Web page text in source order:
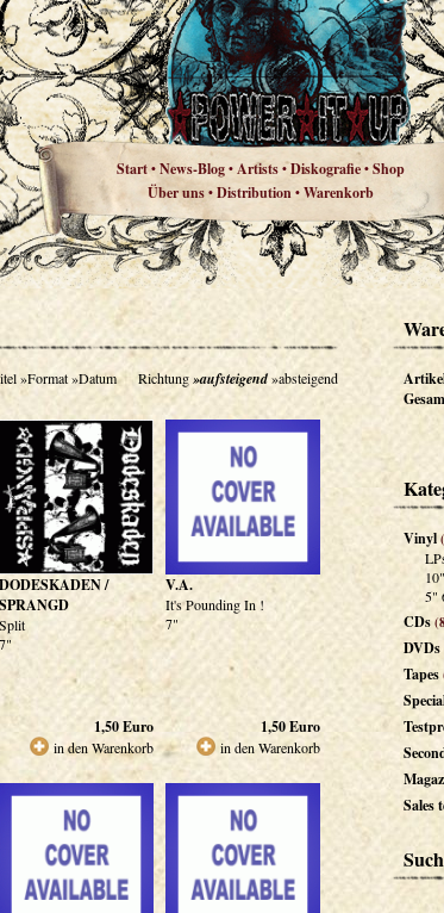
Start•News-Blog•Artists•Diskografie•Shop
Über uns•Distribution•Warenkorb
»Format»Datum Richtung»aufsteigend»absteigend
DODESKADEN /
SPRANGD
Split
7"
1,50Euro
in den Warenkorb
V.A.
It's Pounding In !
7"
1,50Euro
in den Warenkorb
Vinyl
10"
5"
CDs
DVDs
Tapes
Sales